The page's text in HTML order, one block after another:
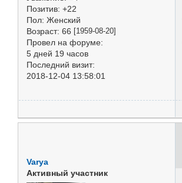
Позитив: +22
Пол: Женский
Возраст: 66 [1959-08-20]
Провел на форуме:
5 дней 19 часов
Последний визит:
2018-12-04 13:58:01
Varya
Активный участник